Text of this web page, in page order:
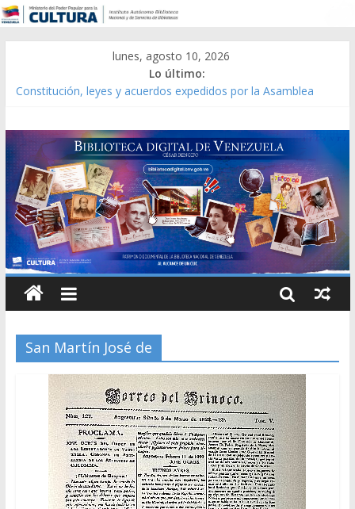
lunes, agosto 10, 2026
Lo último:
Constitución, leyes y acuerdos expedidos por la Asamblea
Modesta Bor Sánchez [material gráfico]
Gaceta Oficial de la República de Venezuela año CXXXIII Mes V,
Caracas 09 de marzo de 2006 N° 38.394
Catálogo temático de obras de Modesta Bor
San Martín José de